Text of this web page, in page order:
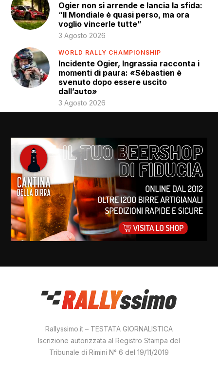
Ogier non si arrende e lancia la sfida:
“Il Mondiale è quasi perso, ma ora
voglio vincerle tutte”
3 Agosto 2026
WORLD RALLY CHAMPIONSHIP
Incidente Ogier, Ingrassia racconta i
momenti di paura: «Sébastien è
svenuto dopo essere uscito
dall’auto»
3 Agosto 2026
Rallyssimo.it – TESTATA GIORNALISTICA
Iscrizione autorizzata al Registro Stampa del
Tribunale di Rimini N° 6 del 19/11/2019